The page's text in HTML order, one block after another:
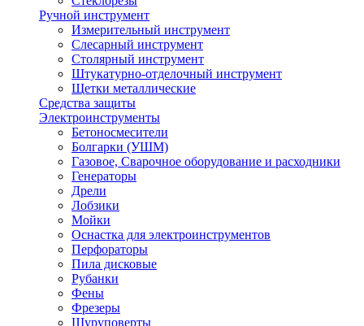
Ручной инструмент
Измерительный инструмент
Слесарный инструмент
Столярный инструмент
Штукатурно-отделочный инструмент
Щетки металлические
Средства защиты
Электроинструменты
Бетоносмесители
Болгарки (УШМ)
Газовое, Сварочное оборудование и расходники
Генераторы
Дрели
Лобзики
Мойки
Оснастка для электроинструментов
Перфораторы
Пила дисковые
Рубанки
Фены
Фрезеры
Шуруповерты